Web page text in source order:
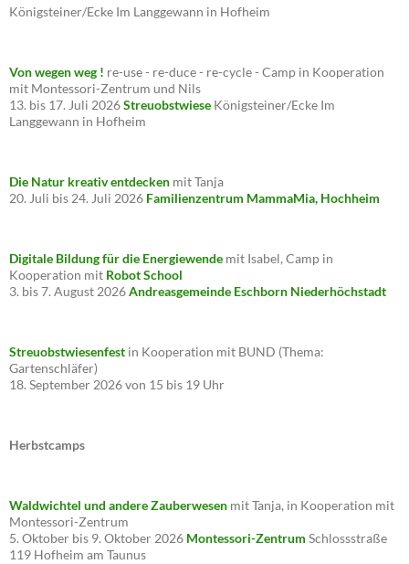
Königsteiner/Ecke Im Langgewann in Hofheim
Von wegen weg ! re-use - re-duce - re-cycle - Camp in Kooperation
mit Montessori-Zentrum und Nils
13. bis 17. Juli 2026Streuobstwiese Königsteiner/Ecke Im
Langgewann in Hofheim
Die Natur kreativ entdecken mit Tanja
20. Juli bis 24. Juli 2026 Familienzentrum MammaMia, Hochheim
Digitale Bildung für die Energiewende mit Isabel, Camp in
Kooperation mit Robot School
3. bis 7. August 2026Andreasgemeinde Eschborn Niederhöchstadt
Streuobstwiesenfest in Kooperation mit BUND (Thema:
Gartenschläfer)
18. September 2026 von 15 bis 19 Uhr
Herbstcamps
Waldwichtel und andere Zauberwesen mit Tanja, in Kooperation mit
Montessori-Zentrum
5. Oktober bis 9. Oktober 2026 Montessori-Zentrum Schlossstraße
119 Hofheim am Taunus